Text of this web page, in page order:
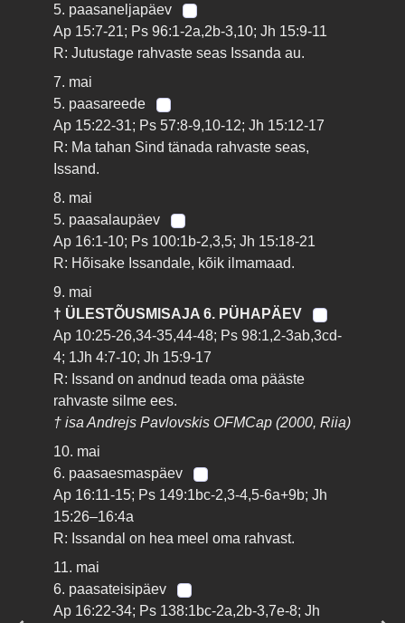
5. paasaneljapäev
Ap 15:7-21; Ps 96:1-2a,2b-3,10; Jh 15:9-11
R: Jutustage rahvaste seas Issanda au.
7. mai
5. paasareede
Ap 15:22-31; Ps 57:8-9,10-12; Jh 15:12-17
R: Ma tahan Sind tänada rahvaste seas,
Issand.
8. mai
5. paasalaupäev
Ap 16:1-10; Ps 100:1b-2,3,5; Jh 15:18-21
R: Hõisake Issandale, kõik ilmamaad.
9. mai
† ÜLESTÕUSMISAJA 6. PÜHAPÄEV
Ap 10:25-26,34-35,44-48; Ps 98:1,2-3ab,3cd-
4; 1Jh 4:7-10; Jh 15:9-17
R: Issand on andnud teada oma pääste
rahvaste silme ees.
† isa Andrejs Pavlovskis OFMCap (2000, Riia)
10. mai
6. paasaesmaspäev
Ap 16:11-15; Ps 149:1bc-2,3-4,5-6a+9b; Jh
15:26–16:4a
R: Issandal on hea meel oma rahvast.
11. mai
6. paasateisipäev
Ap 16:22-34; Ps 138:1bc-2a,2b-3,7e-8; Jh